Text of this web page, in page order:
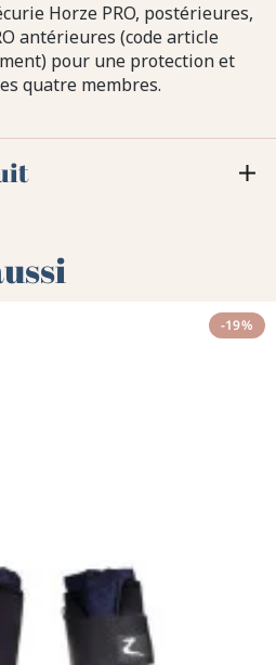
Horze PRO, postérieures,
antérieures (code article
pour une protection et
quatre membres.
-19%